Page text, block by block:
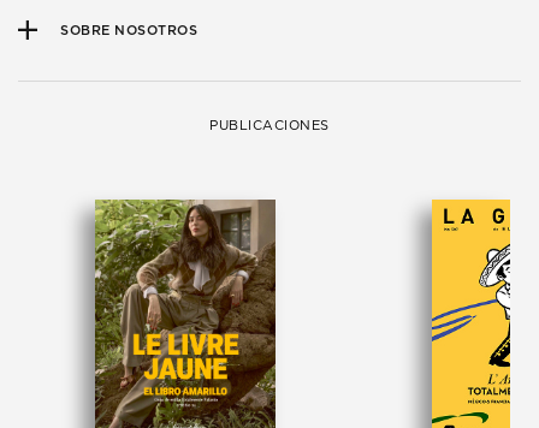
SOBRE NOSOTROS
PUBLICACIONES